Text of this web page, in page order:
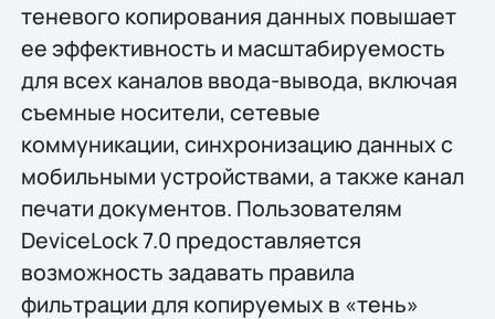
теневого копирования данных повышает
ее эффективность и масштабируемость
для всех каналов ввода-вывода, включая
съемные носители, сетевые
коммуникации, синхронизацию данных с
мобильными устройствами, а также канал
печати документов. Пользователям
DeviceLock 7.0 предоставляется
возможность задавать правила
фильтрации для копируемых в «тень»